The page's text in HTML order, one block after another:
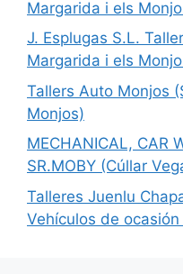
Margarida i els
J. Esplugas S.L.
Margarida i els
Tallers Auto Monjos
Monjos)
MECHANICAL, CAR
SR.MOBY (Cúllar
Talleres Juenlu
Vehículos de ocasión